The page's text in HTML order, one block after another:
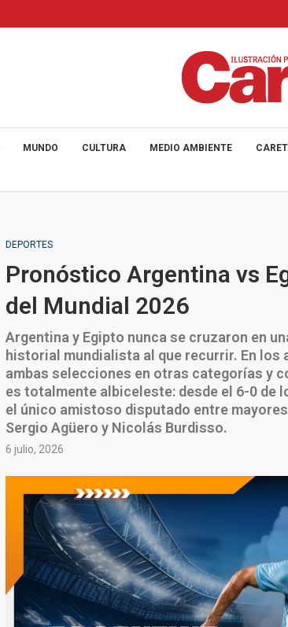
MUNDO CULTURA MEDIO AMBIENTE
DEPORTES
Pronóstico Argentina vs
del Mundial 2026
Argentina y Egipto nunca se cruzaron en
historial mundialista al que recurrir. En
ambas selecciones en otras categorías y
es totalmente albiceleste: desde el 6-0 de
el único amistoso disputado entre
Sergio Agüero y Nicolás Burdisso.
6 julio, 2026